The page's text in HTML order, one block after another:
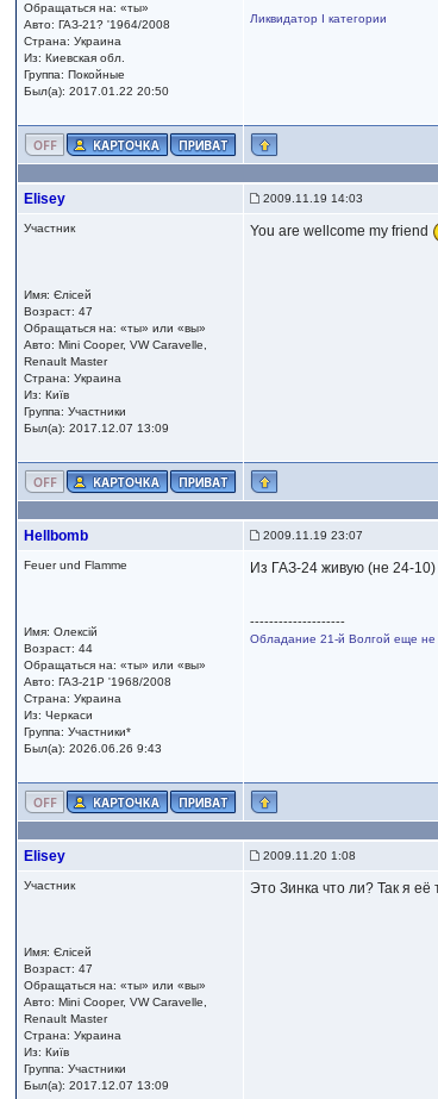
Обращаться на: «ты»
Авто: ГАЗ-21? '1964/2008
Страна: Украина
Из: Киевская обл.
Группа: Покойные
Был(а): 2017.01.22 20:50
Ликвидатор I категории
Elisey 2009.11.19 14:03
Участник
Имя: Єлісей
Возраст: 47
Обращаться на: «ты» или «вы»
Авто: Mini Cooper, VW Caravelle,
Renault Master
Страна: Украина
Из: Київ
Группа: Участники
Был(а): 2017.12.07 13:09
You are wellcome my friend
Hellbomb 2009.11.19 23:07
Feuer und Flamme
Имя: Олексій
Возраст: 44
Обращаться на: «ты» или «вы»
Авто: ГАЗ-21Р '1968/2008
Страна: Украина
Из: Черкаси
Группа: Участники*
Был(а): 2026.06.26 9:43
Из ГАЗ-24 живую (не 24-
--------------------
Обладание 21-й Волгой еще
Elisey 2009.11.20 1:08
Участник
Имя: Єлісей
Возраст: 47
Обращаться на: «ты» или «вы»
Авто: Mini Cooper, VW Caravelle,
Renault Master
Страна: Украина
Из: Київ
Группа: Участники
Был(а): 2017.12.07 13:09
Это Зинка что ли? Так я её